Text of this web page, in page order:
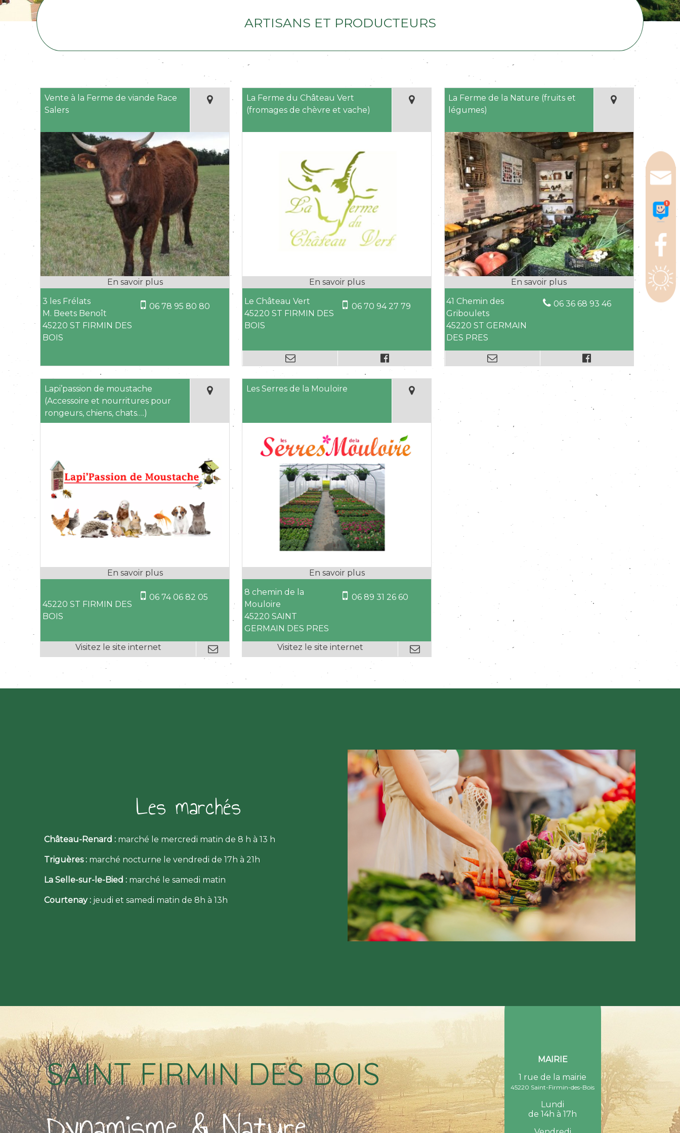
Artisans et producteurs
Vente à la Ferme de viande Race
Salers
3 les Frélats
M. Beets Benoît
45220 ST FIRMIN DES
BOIS
06 78 95 80 80
La Ferme du Château Vert
(fromages de chèvre et vache)
Le Château Vert
45220 ST FIRMIN DES
BOIS
06 70 94 27 79
La Ferme de la Nature (fruits et
légumes)
41 Chemin des
Griboulets
45220 ST GERMAIN
DES PRES
06 36 68 93 46
Lapi’passion de moustache
(Accessoire et nourritures pour
rongeurs, chiens, chats….)
45220 ST FIRMIN DES
BOIS
06 74 06 82 05
Les Serres de la Mouloire
8 chemin de la
Mouloire
45220 SAINT
GERMAIN DES PRES
06 89 31 26 60
Les marchés
Château-Renard : marché le mercredi matin de 8 h à 13 h
Triguères : marché nocturne le vendredi de 17h à 21h
La Selle-sur-le-Bied : marché le samedi matin
Courtenay : jeudi et samedi matin de 8h à 13h
SAINT FIRMIN DES BOIS
MAIRIE
1 rue de la mairie
45220 Saint-Firmin-des-Bois
Lundi
de 14h à 17h